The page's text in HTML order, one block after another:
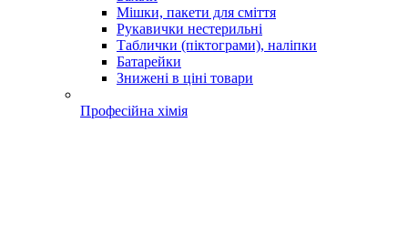
Мішки, пакети для сміття
Рукавички нестерильні
Таблички (піктограми), наліпки
Батарейки
Знижені в ціні товари
Професійна хімія